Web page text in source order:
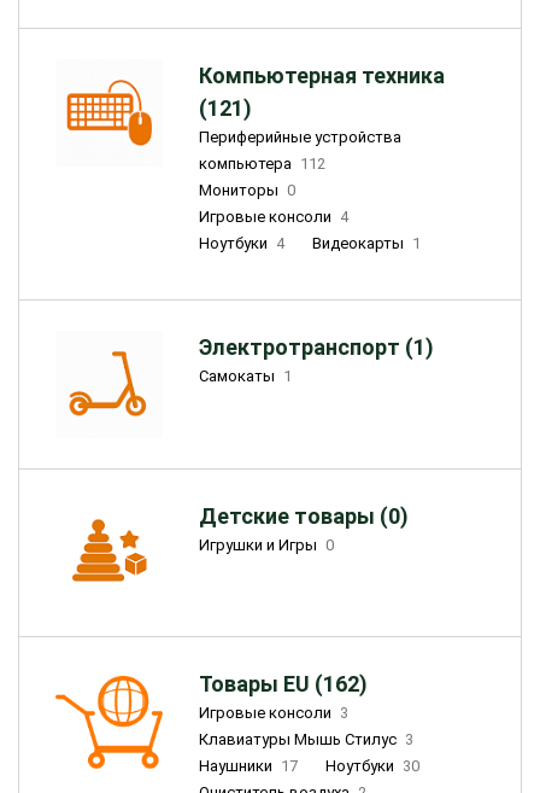
Компьютерная техника
(121)
Периферийные устройства
компьютера 112
Мониторы 0
Игровые консоли 4
Ноутбуки 4 Видеокарты 1
Электротранспорт (1)
Самокаты 1
Детские товары (0)
Игрушки и Игры 0
Товары EU (162)
Игровые консоли 3
Клавиатуры Мышь Стилус 3
Наушники 17 Ноутбуки 30